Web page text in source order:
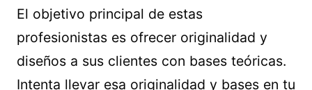
El objetivo principal de estas
profesionistas es ofrecer originalidad y
diseños a sus clientes con bases teóricas.
Intenta llevar esa originalidad y bases en tu